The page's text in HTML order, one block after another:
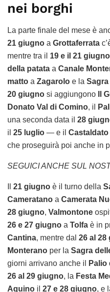
nei borghi
La parte finale del mese è
21 giugno a Grottaferrata
mentre tra il 19 e il 21 giugno
della patata a Canale
matto a Zagarolo e la
20 giugno si aggiungono Il
Donato Val di Comino, il
una seconda data il 28
il 25 luglio — e il
che proseguirà poi anche in
SEGUICI ANCHE SUL
21 giugno è il turno della
Cameratano a Camerata
28 giugno, Valmontone
26 e 27 giugno a Tolfa è in
Cantina, mentre dal 26 al 28
Monterano per la Sagra
giorni arrivano anche il
Palio
26 al 29 giugno, la Festa
Aquino il 27 e 28 giugno, e